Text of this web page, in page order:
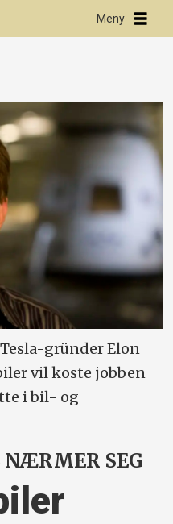
Tesla-gründer Elon
vil koste jobben
i bil- og
SEG